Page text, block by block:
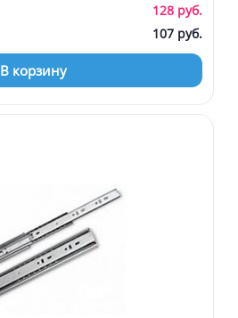
128 руб.
107 руб.
В корзину